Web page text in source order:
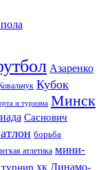
Азаренко
Кубок
и туризма Минск
Саснович
борьба
атлетика мини-
турнир хк Динамо-